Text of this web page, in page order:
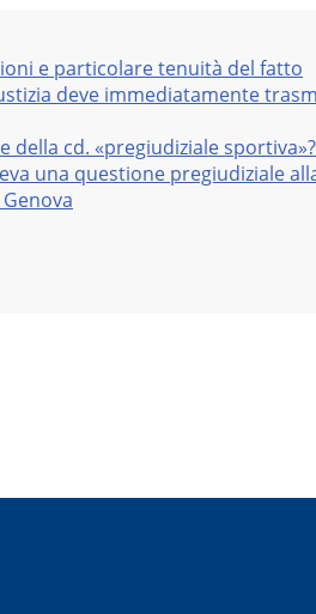
e particolare tenuità del fatto
deve immediatamente
della cd. «pregiudiziale sportiva»?
una questione pregiudiziale